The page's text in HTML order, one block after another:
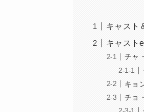
キャスト
キャスト
チャ
キョ
チョ